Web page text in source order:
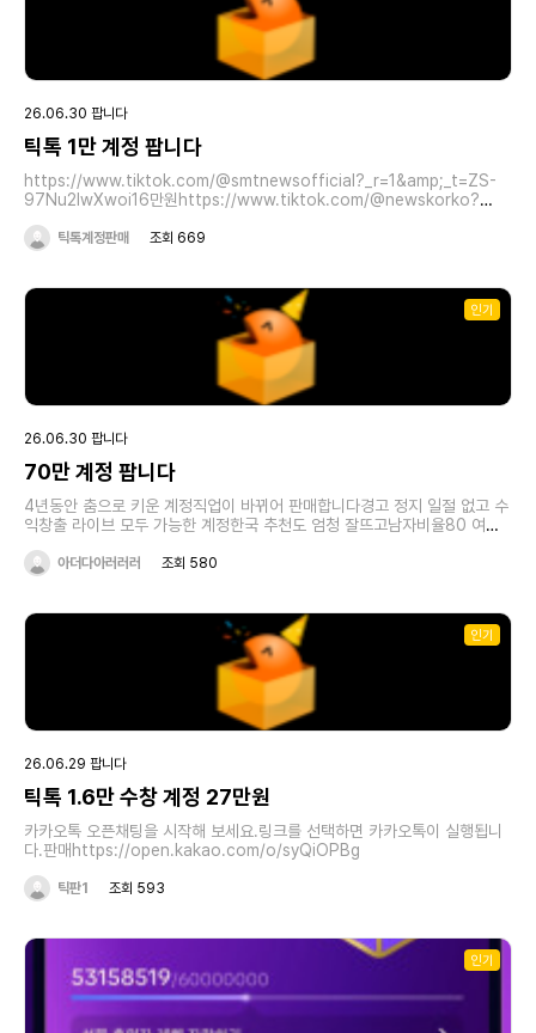
26.06.30 팝니다
틱톡 1만 계정 팝니다
https://www.tiktok.com/@smtnewsofficial?_r=1&amp;_t=ZS-
97Nu2IwXwoi16만원https://www.tiktok.com/@newskorko?
https://www.tiktok.com/@bookjishik?_r=1&amp;_t=ZS-
97Nu78SBt8J25만원https://www.tiktok.com/@maielmusic?
다
틱톡계정판매 조회 669
인기
26.06.30 팝니다
70만 계정 팝니다
4년동안 춤으로 키운 계정직업이 바뀌어 판매합니다경고 정지 일절 없고 수
익창출 라이브 모두 가능한 계정한국 추천도 엄청 잘뜨고남자비율80 여성
다 비공개 처리 해놓았고묵혀두기는 아까워 판매합니다가격 280생각합니
다010 7658 2749
아더다아러러러 조회 580
인기
26.06.29 팝니다
틱톡 1.6만 수창 계정 27만원
카카오톡 오픈채팅을 시작해 보세요.링크를 선택하면 카카오톡이 실행됩니
다.판매https://open.kakao.com/o/syQiOPBg
틱판1 조회 593
인기